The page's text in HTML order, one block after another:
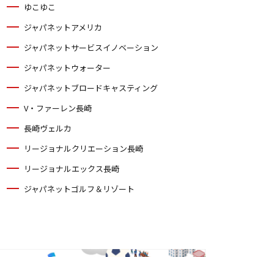
ゆこゆこ
ジャパネットアメリカ
ジャパネットサービスイノベーション
ジャパネットウォーター
ジャパネットブロードキャスティング
V・ファーレン長崎
長崎ヴェルカ
リージョナルクリエーション長崎
リージョナルエックス長崎
ジャパネットゴルフ＆リゾート